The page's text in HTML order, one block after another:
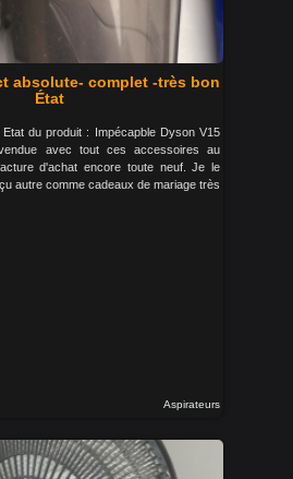
absolute- complet -très bon
État
du produit : Impécapble Dyson V15
avec tout ces accessoires au
d'achat encore toute neuf. Je le
autre comme cadeaux de mariage très
Aspirateurs